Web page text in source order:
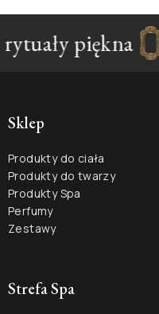
piękna
Sklep
Produkty do ciała
Produkty do twarzy
Produkty Spa
Perfumy
Zestawy
Strefa Spa